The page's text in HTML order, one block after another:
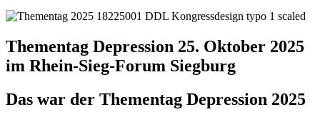
Thementag Depression 25. Oktober 2025
im Rhein-Sieg-Forum Siegburg
Das war der Thementag Depression 2025